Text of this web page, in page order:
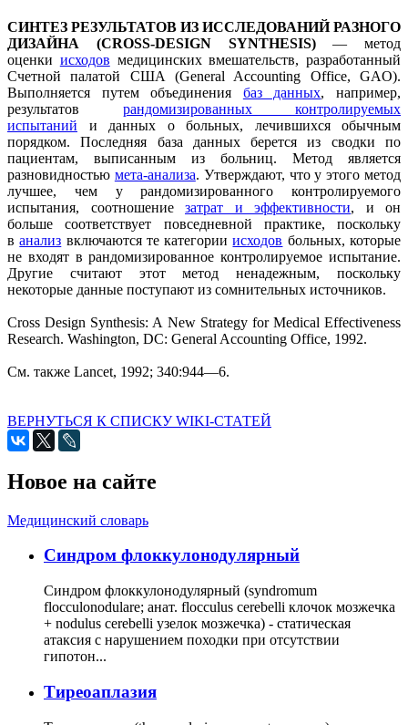
СИНТЕЗ РЕЗУЛЬТАТОВ ИЗ ИССЛЕДОВАНИЙ РАЗНОГО
ДИЗАЙНА (CROSS-DESIGN SYNTHESIS)— метод
оценки исходов медицинских вмешательств, разработанный
Счетной палатой США (General Accounting Office, GAO).
Выполняется путем объединения баз данных, например,
результатов рандомизированных контролируемых
испытаний и данных о больных, лечившихся обычным
порядком. Последняя база данных берется из сводки по
пациентам, выписанным из больниц. Метод является
разновидностью мета-анализа. Утверждают, что у этого метод
лучшее, чем у рандомизированного контролируемого
испытания, соотношение затрат и эффективности, и он
больше соответствует повседневной практике, поскольку
ванализ включаются те категорииисходов больных, которые
не входят в рандомизированное контролируемое испытание.
Другие считают этот метод ненадежным, поскольку
некоторые данные поступают из сомнительных источников.
Cross Design Synthesis: A New Strategy for Medical Effectiveness
Research. Washington, DC: General Accounting Office, 1992.
См. также Lancet, 1992; 340:944—6.
ВЕРНУТЬСЯ К СПИСКУ WIKI-СТАТЕЙ
Новое на сайте
Медицинский словарь
Cиндром флоккулонодулярный
Синдром флоккулонодулярный (syndromum
flocculonodulare; анат. flocculus cerebelli клочок мозжечка
+ nodulus cerebelli узелок мозжечка) - статическая
атаксия с нарушением походки при отсутствии
гипотон...
Тиреоаплазия